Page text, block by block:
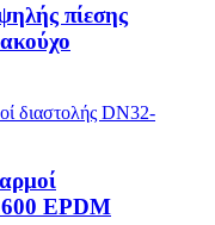
πίεσης
EPDM